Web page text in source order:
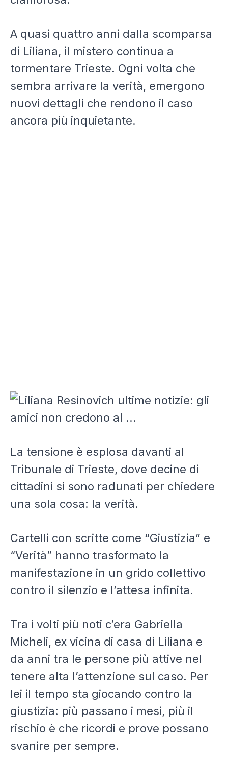
A quasi quattro anni dalla scomparsa
di Liliana, il mistero continua a
tormentare Trieste. Ogni volta che
sembra arrivare la verità, emergono
nuovi dettagli che rendono il caso
ancora più inquietante.
La tensione è esplosa davanti al
Tribunale di Trieste, dove decine di
cittadini si sono radunati per chiedere
una sola cosa: la verità.
Cartelli con scritte come “Giustizia” e
“Verità” hanno trasformato la
manifestazione in un grido collettivo
contro il silenzio e l’attesa infinita.
Tra i volti più noti c’era Gabriella
Micheli, ex vicina di casa di Liliana e
da anni tra le persone più attive nel
tenere alta l’attenzione sul caso. Per
lei il tempo sta giocando contro la
giustizia: più passano i mesi, più il
rischio è che ricordi e prove possano
svanire per sempre.